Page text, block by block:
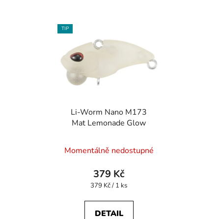
TIP
Li-Worm Nano M173
Mat Lemonade Glow
Momentálně nedostupné
379 Kč
Měrná
379 Kč / 1 ks
DETAIL